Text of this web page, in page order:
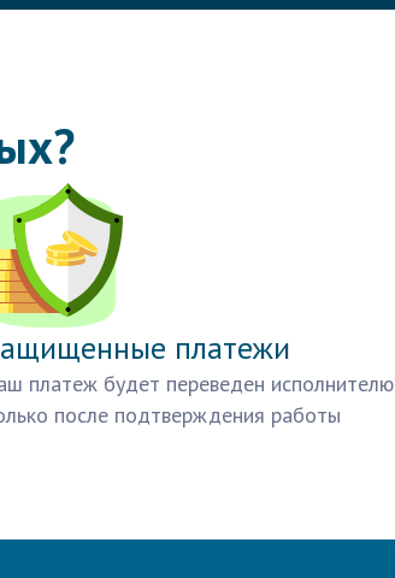
платежи
платеж будет переведен исполнителю
после подтверждения работы